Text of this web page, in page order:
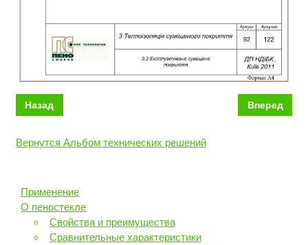
Назад Вперед
Вернутся Альбом технических решений
Применение
О пеностекле
Свойства и преимущества
Сравнительные характеристики